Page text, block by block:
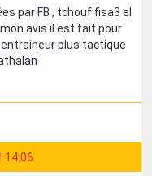
par FB , tchouf fisa3 el
avis il est fait pour
plus tactique
14:06